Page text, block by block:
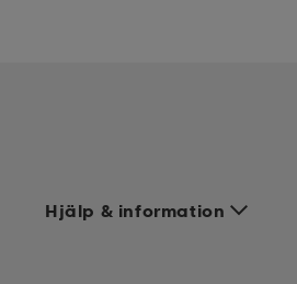
Hjälp & information